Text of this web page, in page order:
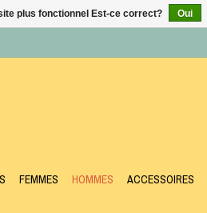
FEMMES HOMMES ACCESSOIRES
plus fonctionnel Est-ce correct? Oui